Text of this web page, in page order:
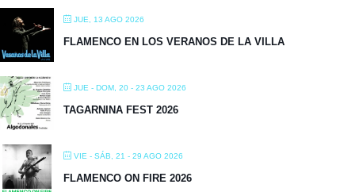
JUE, 13 AGO 2026
FLAMENCO EN LOS VERANOS DE LA VILLA
JUE - DOM, 20 - 23 AGO 2026
TAGARNINA FEST 2026
VIE - SÁB, 21 - 29 AGO 2026
FLAMENCO ON FIRE 2026